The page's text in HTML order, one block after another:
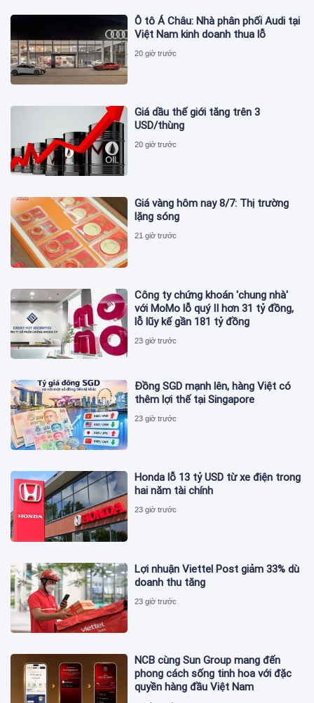
Ô tô Á Châu: Nhà phân phối Audi tại
Việt Nam kinh doanh thua lỗ
20 giờ trước
Giá dầu thế giới tăng trên 3
USD/thùng
20 giờ trước
Giá vàng hôm nay 8/7: Thị trường
lặng sóng
21 giờ trước
Công ty chứng khoán 'chung nhà'
với MoMo lỗ quý II hơn 31 tỷ đồng,
lỗ lũy kế gần 181 tỷ đồng
23 giờ trước
Đồng SGD mạnh lên, hàng Việt có
thêm lợi thế tại Singapore
23 giờ trước
Honda lỗ 13 tỷ USD từ xe điện trong
hai năm tài chính
23 giờ trước
Lợi nhuận Viettel Post giảm 33% dù
doanh thu tăng
23 giờ trước
NCB cùng Sun Group mang đến
phong cách sống tinh hoa với đặc
quyền hàng đầu Việt Nam